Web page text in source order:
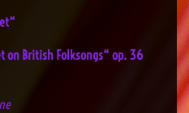
on British Folksongs“ op. 36